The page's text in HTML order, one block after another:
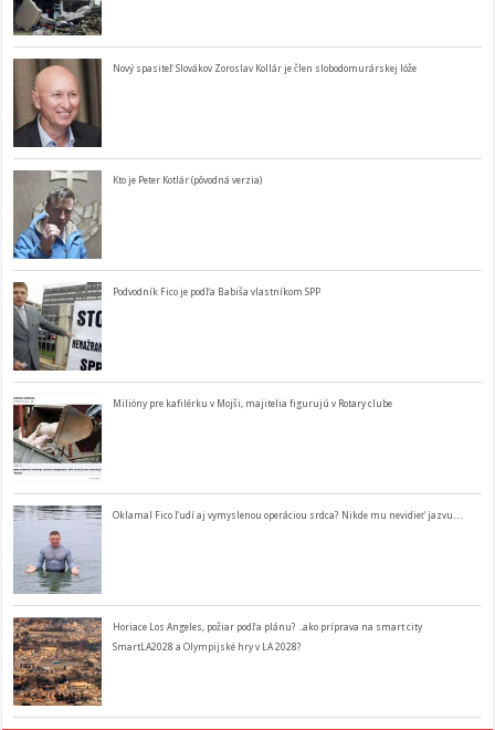
Nový spasiteľ Slovákov Zoroslav Kollár je člen slobodomurárskej lóže
Kto je Peter Kotlár (pôvodná verzia)
Podvodník Fico je podľa Babiša vlastníkom SPP
Milióny pre kafilérku v Mojši, majitelia figurujú v Rotary clube
Oklamal Fico ľudí aj vymyslenou operáciou srdca? Nikde mu nevidieť jazvu…
Horiace Los Angeles, požiar podľa plánu? ..ako príprava na smart city
SmartLA2028 a Olympijské hry v LA 2028?